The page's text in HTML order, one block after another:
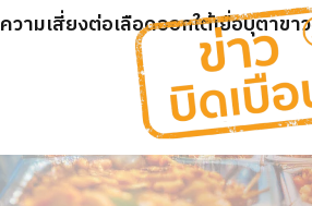
ามเสี่ยงต่อเลือดออกใต้เยื่อบุตาขาว